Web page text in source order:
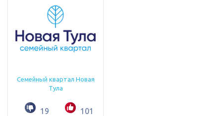
Семейный квартал Новая
Тула
19 101